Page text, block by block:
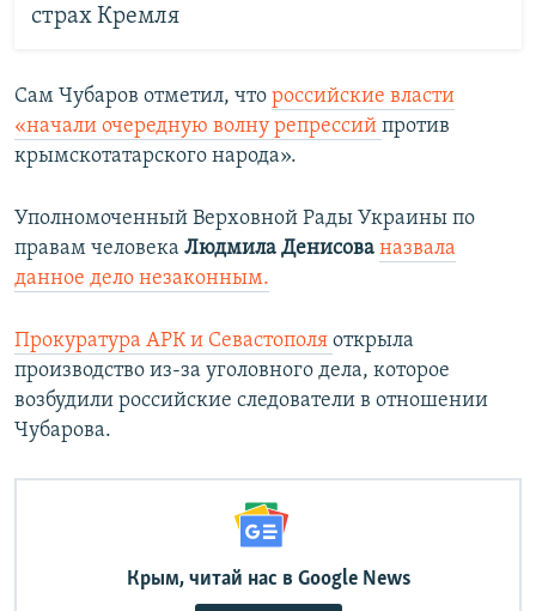
страх Кремля
Сам Чубаров отметил, что российские власти
«начали очередную волну репрессий против
крымскотатарского народа».
Уполномоченный Верховной Рады Украины по
правам человека Людмила Денисова назвала
данное дело незаконным.
Прокуратура АРК и Севастополя открыла
производство из-за уголовного дела, которое
возбудили российские следователи в отношении
Чубарова.
Крым, читай нас в Google News